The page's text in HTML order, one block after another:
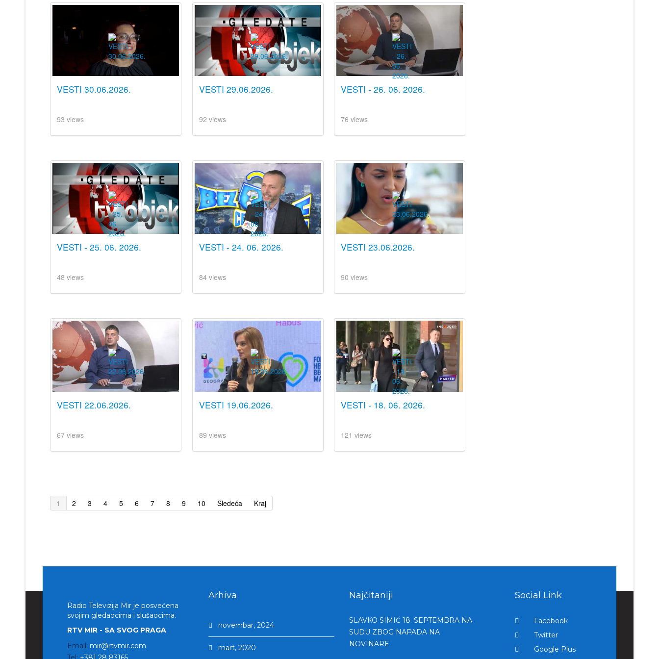
VESTI 30.06.2026.
93 views
VESTI 29.06.2026.
92 views
VESTI - 26. 06. 2026.
76 views
VESTI - 25. 06. 2026.
48 views
VESTI - 24. 06. 2026.
84 views
VESTI 23.06.2026.
90 views
VESTI 22.06.2026.
67 views
VESTI 19.06.2026.
89 views
VESTI - 18. 06. 2026.
121 views
1 2 3 4 5 6 7 8 9 10 Sledeća Kraj
Radio Televizija Mir je posvećena
svojim gledaocima i slušaocima.
RTV MIR - SA SVOG PRAGA
Email: mir@rtvmir.com
Arhiva
novembar, 2024
mart, 2020
Najčitaniji
SLAVKO SIMIĆ 18. SEPTEMBRA NA
SUDU ZBOG NAPADA NA
NOVINARE
Social Link
Facebook
Twitter
Google Plus